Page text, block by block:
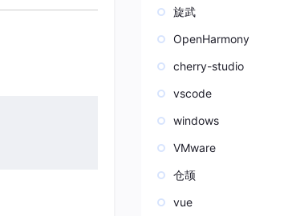
旋武
OpenHarmony
cherry-studio
vscode
windows
VMware
仓颉
vue